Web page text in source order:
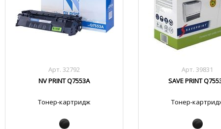
Арт. 32792
NV PRINT Q7553A
Тонер-картридж
Арт. 39831
SAVE PRINT
Тонер-